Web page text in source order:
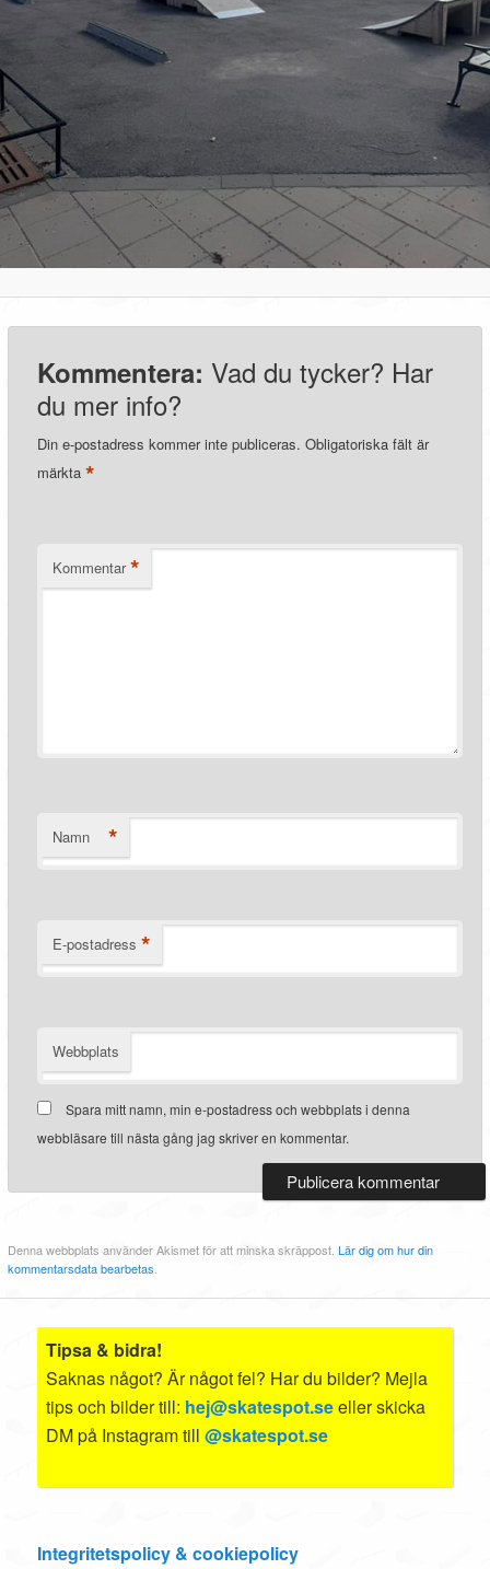
Kommentera: Vad du tycker? Har
du mer info?
Din e-postadress kommer inte publiceras. Obligatoriska fält är
märkta*
Kommentar *
Namn *
E-postadress *
Webbplats
Spara mitt namn, min e-postadress och webbplats i denna
webbläsare till nästa gång jag skriver en kommentar.
Denna webbplats använder Akismet för att minska skräppost.Lär dig om hur din
kommentarsdata bearbetas.
Tipsa & bidra!
Saknas något? Är något fel? Har du bilder? Mejla
tips och bilder till: hej@skatespot.seeller skicka
DM på Instagram till@skatespot.se
Integritetspolicy & cookiepolicy